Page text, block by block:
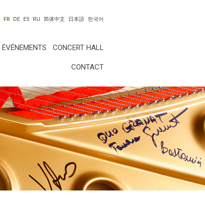
한국어
日本語
FR DE ES RU 简体中文
ÉVÉNEMENTS CONCERT HALL
CONTACT